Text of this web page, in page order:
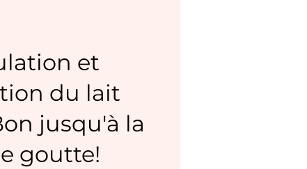
et
du lait
jusqu'à la
goutte!